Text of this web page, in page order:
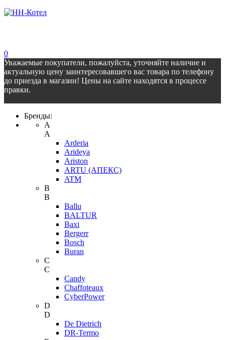
0
Уважаемые покупатели, пожалуйста, уточняйте наличие и
актуальную цену заинтересовавшего вас товара по телефону
до приезда в магазин! Цены на сайте находятся в процессе
правки.
Бренды:
A
A
Arderia
Arideya
Ariston
ARTU (АПЕКС)
ATM
B
B
Ballu
BALTUR
Baxi
Bergerr
Bosch
Buran
C
C
Candy
Chaffoteaux
CyberPower
D
D
De Dietrich
DR-Termo